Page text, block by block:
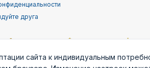
друга
сайта к индивидуальным